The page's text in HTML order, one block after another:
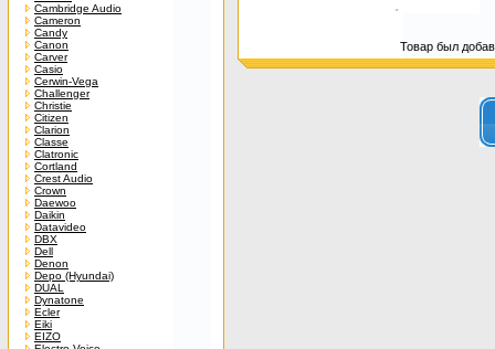
Cambridge Audio
Cameron
Candy
Canon
Carver
Casio
Cerwin-Vega
Challenger
Christie
Citizen
Clarion
Classe
Clatronic
Cortland
Crest Audio
Crown
Daewoo
Daikin
Datavideo
DBX
Dell
Denon
Depo (Hyundai)
DUAL
Dynatone
Ecler
Eiki
EIZO
Товар был